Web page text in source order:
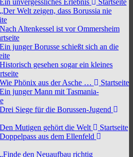
Ein unvergessliches Erlebnis
Startseite
„Der Welt zeigen, dass Borussia nie
Nach Altenkessel ist vor Ommersheim
Ein junger Borusse schießt sich an die
Historisch gesehen sogar ein kleines
Wie Phönix aus der Asche …
Startseite
Ein junger Mann mit Tasmania-
Drei Siege für die Borussen-Jugend
Den Mutigen gehört die Welt
Startseite
Doppelpass aus dem Ellenfeld
„Finde den Neuaufbau richtig